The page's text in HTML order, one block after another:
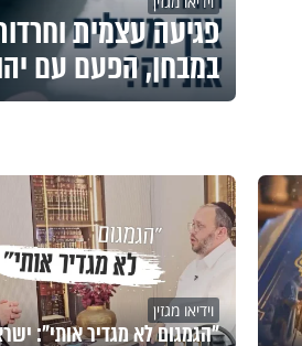
פגיעה עצמית
במבחן, הפעם עם
וידיאו מגזין
"הגמגום לא מגדיר אותי":